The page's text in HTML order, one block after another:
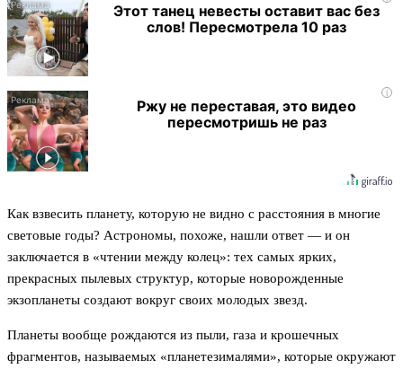
Этот танец невесты оставит вас без
слов! Пересмотрела 10 раз
i
Ржу не переставая, это видео
пересмотришь не раз
Как взвесить планету, которую не видно с расстояния в многие
световые годы? Астрономы, похоже, нашли ответ — и он
заключается в «чтении между колец»: тех самых ярких,
прекрасных пылевых структур, которые новорожденные
экзопланеты создают вокруг своих молодых звезд.
Планеты вообще рождаются из пыли, газа и крошечных
фрагментов, называемых «планетезималями», которые окружают